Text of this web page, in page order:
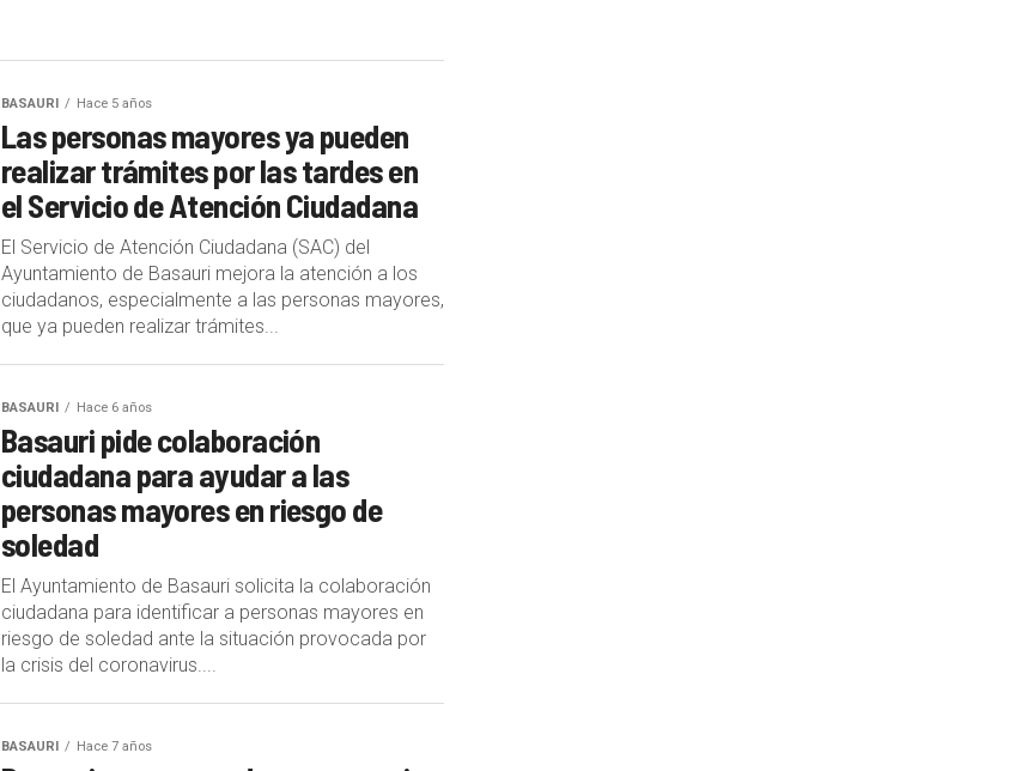
BASAURI Hace 5 años
Las personas mayores ya pueden
realizar trámites por las tardes en
el Servicio de Atención Ciudadana
El Servicio de Atención Ciudadana (SAC) del
Ayuntamiento de Basauri mejora la atención a los
ciudadanos, especialmente a las personas mayores,
que ya pueden realizar trámites...
BASAURI Hace 6 años
Basauri pide colaboración
ciudadana para ayudar a las
personas mayores en riesgo de
soledad
El Ayuntamiento de Basauri solicita la colaboración
ciudadana para identificar a personas mayores en
riesgo de soledad ante la situación provocada por
la crisis del coronavirus....
BASAURI Hace 7 años